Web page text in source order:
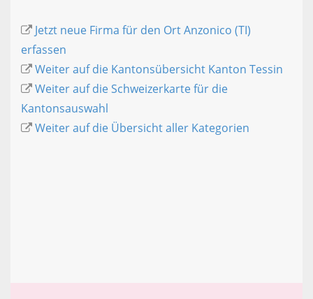
Jetzt neue Firma für den Ort Anzonico (TI)
erfassen
Weiter auf die Kantonsübersicht Kanton Tessin
Weiter auf die Schweizerkarte für die
Kantonsauswahl
Weiter auf die Übersicht aller Kategorien